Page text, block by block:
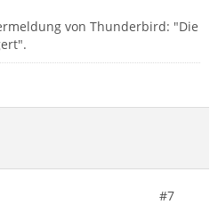
von Thunderbird: "Die
#7